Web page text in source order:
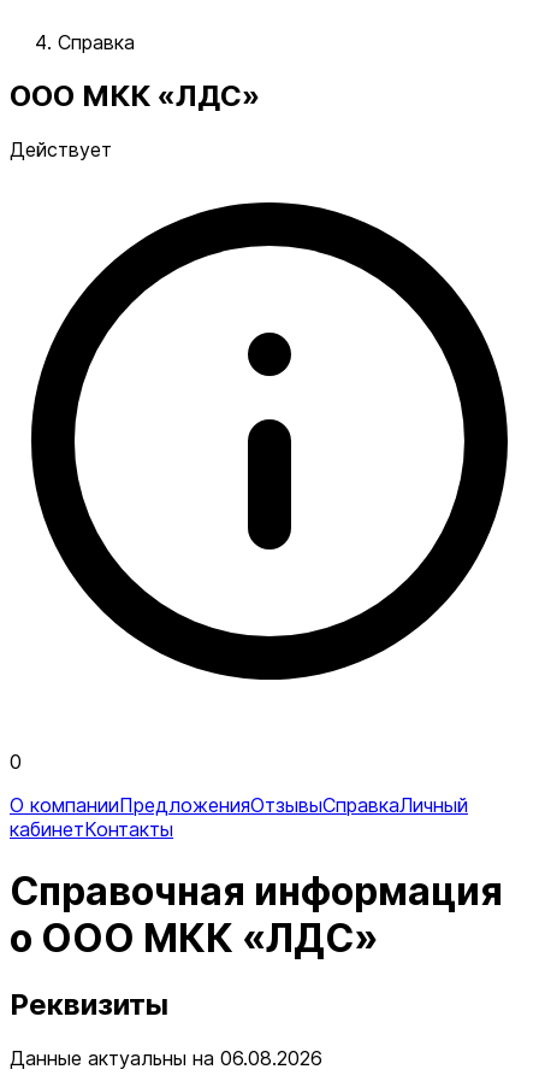
Справка
ООО МКК «ЛДС»
Действует
0
О компанииПредложенияОтзывыСправкаЛичный
кабинетКонтакты
Справочная информация
о ООО МКК «ЛДС»
Реквизиты
Данные актуальны на 06.08.2026